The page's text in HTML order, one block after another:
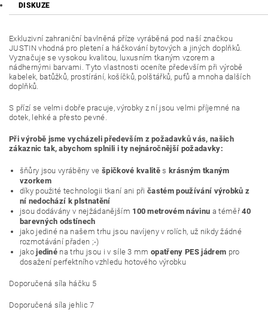
DISKUZE
Exkluzivní zahraniční bavlněná příze vyráběná pod naší značkou
JUSTIN vhodná pro pletení a háčkování bytových a jiných doplňků.
Vyznačuje se vysokou kvalitou, luxusním tkaným vzorem a
nádhernými barvami. Tyto vlastnosti oceníte především při výrobě
kabelek, batůžků, prostírání, košíčků, polštářků, pufů a mnoha dalších
doplňků.
S přízí se velmi dobře pracuje, výrobky z ní jsou velmi příjemné na
dotek, lehké a přesto pevné.
Při výrobě jsme vycházeli především z požadavků vás, našich
zákaznic tak, abychom splnili i ty nejnáročnější požadavky:
šňůry jsou vyráběny ve špičkové kvalitě s krásným tkaným
vzorkem
díky použité technologii tkaní ani přičastém používání výrobků z
ní nedochází k plstnatění
jsou dodávány v nejžádanějším 100 metrovém návinu a téměř40
barevných odstínech
jako jediné na našem trhu jsou navíjeny v rolích, už nikdy žádné
rozmotávání přaden ;-)
jakojediné na trhu jsou i v síle 3 mmopatřeny PES jádrem pro
dosažení perfektního vzhledu hotového výrobku
Doporučená síla háčku 5
Doporučená síla jehlic 7